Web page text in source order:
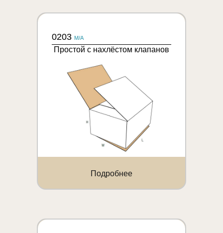
0203 M/A
Простой с нахлёстом клапанов
Подробнее